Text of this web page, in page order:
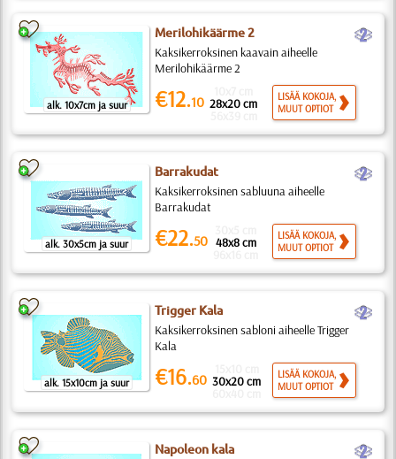
alk. 10x7cm ja suur
Merilohikäärme 2 b
Kaksikerroksinen kaavain aiheelle
Merilohikäärme 2
€12.10 28x20 cm
LISÄÄ KOKOJA,
MUUT OPTIOT
alk. 30x5cm ja suur
Barrakudat b
Kaksikerroksinen sabluuna aiheelle
Barrakudat
€22.50 48x8 cm
LISÄÄ KOKOJA,
MUUT OPTIOT
alk. 15x10cm ja suur
Trigger Kala b
Kaksikerroksinen sabloni aiheelle Trigger
Kala
€16.60 30x20 cm
LISÄÄ KOKOJA,
MUUT OPTIOT
Napoleon kala b